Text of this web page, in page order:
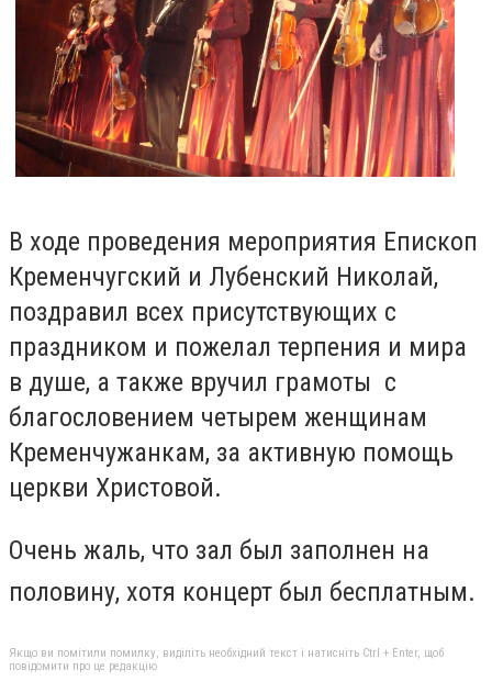
В ходе проведения мероприятия Епископ
Кременчугский и Лубенский Николай,
поздравил всех присутствующих с
праздником и пожелал терпения и мира
в душе, а также вручил грамоты с
благословением четырем женщинам
Кременчужанкам, за активную помощь
церкви Христовой.
Очень жаль, что зал был заполнен на
половину, хотя концерт был бесплатным.
Якщо ви помітили помилку, виділіть необхідний текст і натисніть Ctrl + Enter, щоб
повідомити про це редакцію